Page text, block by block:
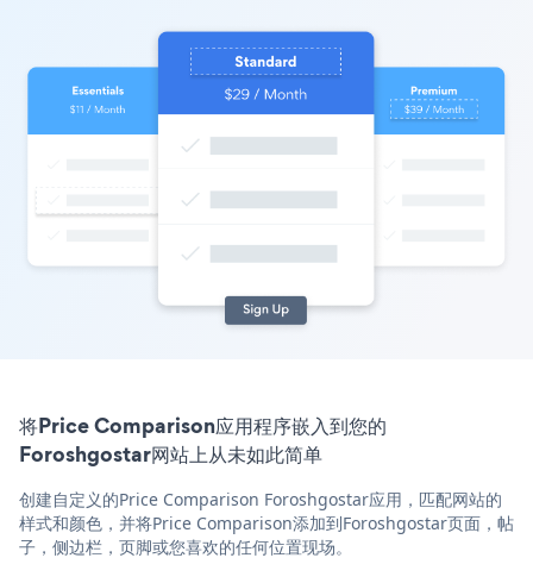
将Price Comparison应用程序嵌入到您的
Foroshgostar网站上从未如此简单
创建自定义的Price Comparison Foroshgostar应用，匹配网站的
样式和颜色，并将Price Comparison添加到Foroshgostar页面，帖
子，侧边栏，页脚或您喜欢的任何位置现场。